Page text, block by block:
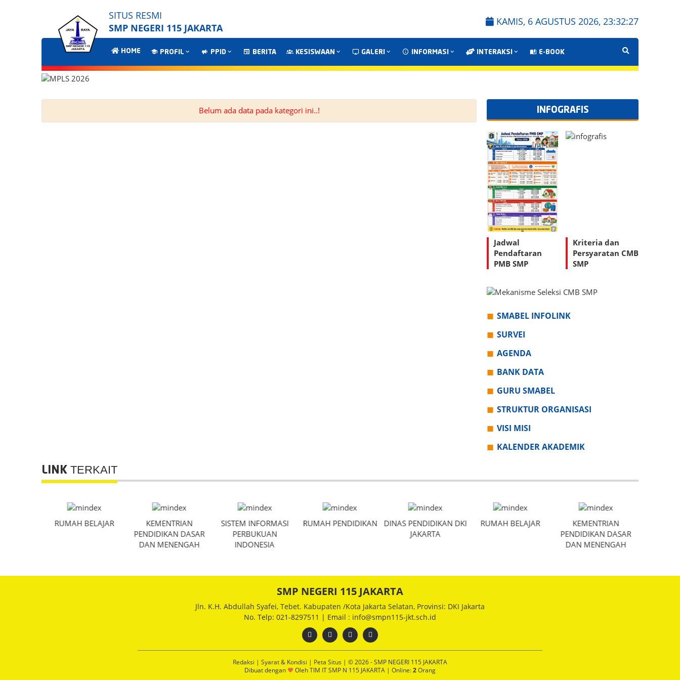
SITUS RESMI
SMP NEGERI 115 JAKARTA
KAMIS, 6 AGUSTUS 2026, 23:32:28
HOME PROFIL PPID BERITA KESISWAAN GALERI INFORMASI INTERAKSI E-BOOK
Belum ada data pada kategori ini..! INFOGRAFIS
Jadwal
Pendaftaran
PMB SMP
Kriteria dan
Persyaratan CMB
SMP
SMABEL INFOLINK
SURVEI
AGENDA
BANK DATA
GURU SMABEL
STRUKTUR ORGANISASI
VISI MISI
KALENDER AKADEMIK
LINK TERKAIT
RUMAH BELAJAR
KEMENTRIAN
PENDIDIKAN DASAR
DAN MENENGAH
SISTEM INFORMASI
PERBUKUAN
INDONESIA
RUMAH PENDIDIKAN
DINAS PENDIDIKAN DKI
JAKARTA
RUMAH BELAJAR
KEMENTRIAN
PENDIDIKAN DASAR
DAN MENENGAH
SMP NEGERI 115 JAKARTA
Jln. K.H. Abdullah Syafei, Tebet. Kabupaten /Kota Jakarta Selatan, Provinsi: DKI Jakarta
No. Telp: 021-8297511 | Email : info@smpn115-jkt.sch.id
Redaksi | Syarat & Kondisi | Peta Situs | © 2026 - SMP NEGERI 115 JAKARTA
Dibuat dengan
OlehTIM IT SMP N 115 JAKARTA | Online:2Orang